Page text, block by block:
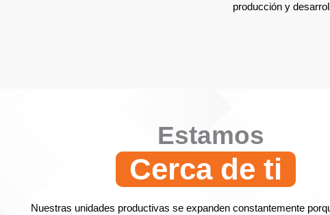
producción y
Estamos
Cerca de ti
Nuestras unidades productivas se expanden constantemente